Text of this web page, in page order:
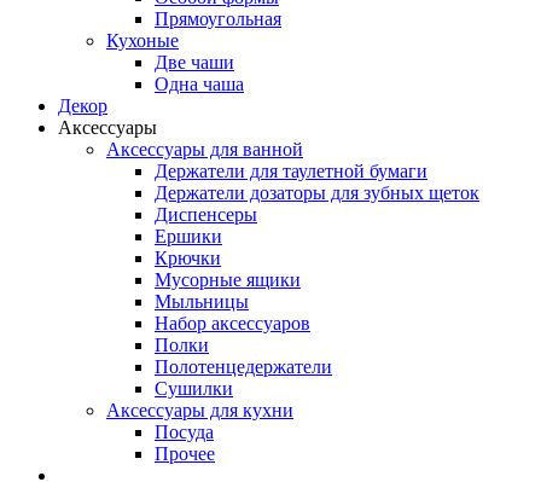
Прямоугольная
Кухоные
Две чаши
Одна чаша
Декор
Аксессуары
Аксессуары для ванной
Держатели для таулетной бумаги
Держатели дозаторы для зубных щеток
Диспенсеры
Ершики
Крючки
Мусорные ящики
Мыльницы
Набор аксессуаров
Полки
Полотенцедержатели
Сушилки
Аксессуары для кухни
Посуда
Прочее